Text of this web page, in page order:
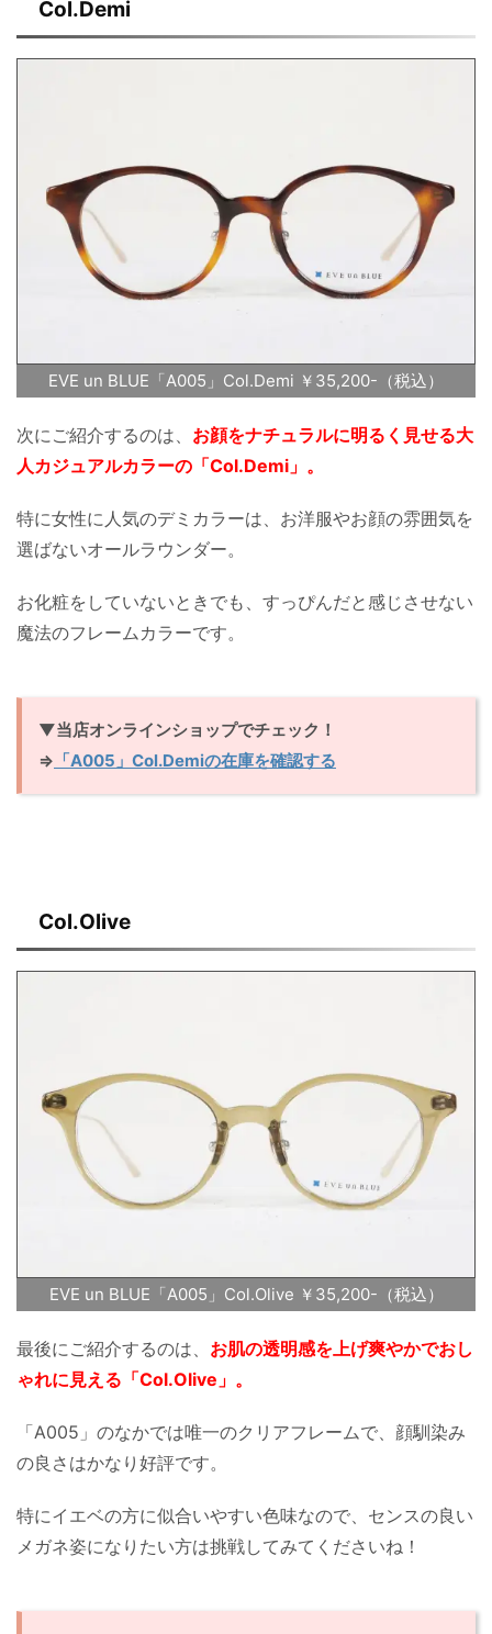
Col.Demi
EVE un BLUE「A005」Col.Demi ￥35,200-（税込）
次にご紹介するのは、 お顔をナチュラルに明るく見せる大
人カジュアルカラーの「Col.Demi」。
特に女性に人気のデミカラーは、お洋服やお顔の雰囲気を
選ばないオールラウンダー。
お化粧をしていないときでも、すっぴんだと感じさせない
魔法のフレームカラーです。
▼当店オンラインショップでチェック！
⇒ 「A005」Col.Demiの在庫を確認する
Col.Olive
EVE un BLUE「A005」Col.Olive ￥35,200-（税込）
最後にご紹介するのは、 お肌の透明感を上げ爽やかでおし
ゃれに見える「Col.Olive」。
「A005」のなかでは唯一のクリアフレームで、顔馴染み
の良さはかなり好評です。
特にイエベの方に似合いやすい色味なので、センスの良い
メガネ姿になりたい方は挑戦してみてくださいね！